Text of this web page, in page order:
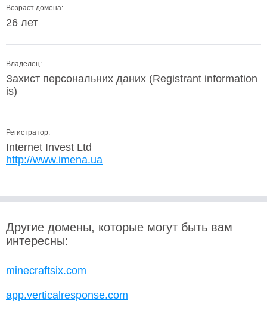
Возраст домена:
26 лет
Владелец:
Захист персональних даних (Registrant information
is)
Регистратор:
Internet Invest Ltd
http://www.imena.ua
Другие домены, которые могут быть вам
интересны:
minecraftsix.com
app.verticalresponse.com